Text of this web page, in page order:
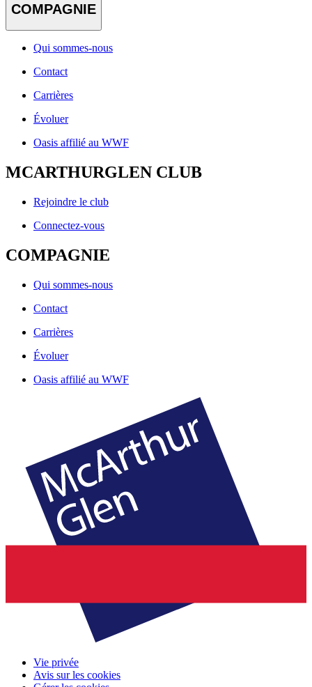
COMPAGNIE
Qui sommes-nous
Contact
Carrières
Évoluer
Oasis affilié au WWF
MCARTHURGLEN CLUB
Rejoindre le club
Connectez-vous
COMPAGNIE
Qui sommes-nous
Contact
Carrières
Évoluer
Oasis affilié au WWF
Vie privée
Avis sur les cookies